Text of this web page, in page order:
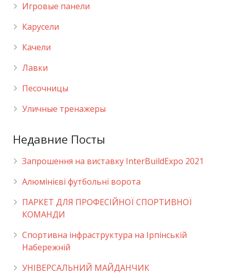
Игровые панели
Карусели
Качели
Лавки
Песочницы
Уличные тренажеры
Недавние Посты
Запрошення на виставку InterBuildExpo 2021
Алюмінієві футбольні ворота
ПАРКЕТ ДЛЯ ПРОФЕСІЙНОЇ СПОРТИВНОЇ
КОМАНДИ
Спортивна інфраструктура на Ірпінській
Набережній
УНІВЕРСАЛЬНИЙ МАЙДАНЧИК